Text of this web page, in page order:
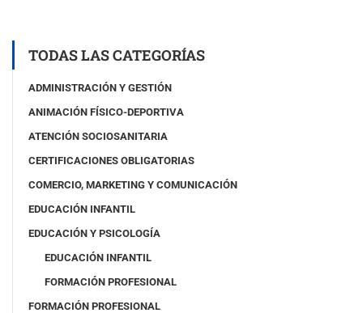
p
i
)
TODAS LAS CATEGORÍAS
ADMINISTRACIÓN Y GESTIÓN
ANIMACIÓN FÍSICO-DEPORTIVA
ATENCIÓN SOCIOSANITARIA
CERTIFICACIONES OBLIGATORIAS
COMERCIO, MARKETING Y COMUNICACIÓN
EDUCACIÓN INFANTIL
EDUCACIÓN Y PSICOLOGÍA
EDUCACIÓN INFANTIL
FORMACIÓN PROFESIONAL
FORMACIÓN PROFESIONAL